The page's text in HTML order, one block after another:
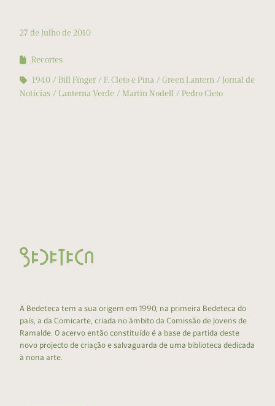
27 de Julho de 2010
Recortes
1940
Bill Finger F. Cleto e Pina Green Lantern
Jornal de
Notícias
Lanterna Verde Martin Nodell Pedro Cleto
A Bedeteca tem a sua origem em 1990, na primeira Bedeteca do
país, a da Comicarte, criada no âmbito da Comissão de Jovens de
Ramalde. O acervo então constituído é a base de partida deste
novo projecto de criação e salvaguarda de uma biblioteca dedicada
à nona arte.